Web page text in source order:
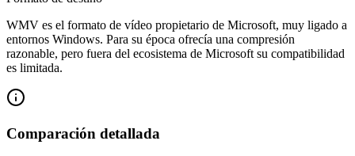
WMV es el formato de vídeo propietario de Microsoft, muy ligado a
entornos Windows. Para su época ofrecía una compresión
razonable, pero fuera del ecosistema de Microsoft su compatibilidad
es limitada.
Comparación detallada